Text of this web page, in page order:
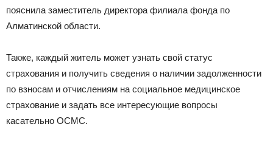
пояснила заместитель директора филиала фонда по
Алматинской области.
Также, каждый житель может узнать свой статус
страхования и получить сведения о наличии задолженности
по взносам и отчислениям на социальное медицинское
страхование и задать все интересующие вопросы
касательно ОСМС.